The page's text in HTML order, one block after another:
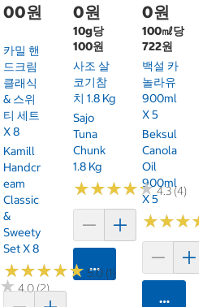
★
★4.0 (2)
00원
카밀 핸
드크림
클래식
& 스위
티 세트
X 8
Kamill
Handcr
Eam
Classic
&
Sweety
Set X 8
★★★★★
★★★★★ 5.0 (1)
0원
10g당
100원
사조 살
코기참
치 1.8 Kg
Sajo
Tuna
Chunk
1.8 Kg
★★★★★
★★★★★4.3 (4)
카트에 담기
0원
100㎖당
722원
백설 카
놀라유
900ml
X 5
Beksul
Canola
Oil
900ml
X 5
★★★
★★★
카트에